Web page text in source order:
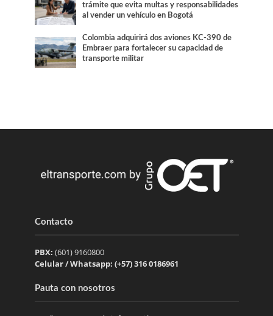
trámite que evita multas y responsabilidades
al vender un vehículo en Bogotá
Colombia adquirirá dos aviones KC-390 de
Embraer para fortalecer su capacidad de
transporte militar
Contacto
PBX: (601) 9160800
Celular / Whatsapp: (+57) 316 0186961
Pauta con nosotros